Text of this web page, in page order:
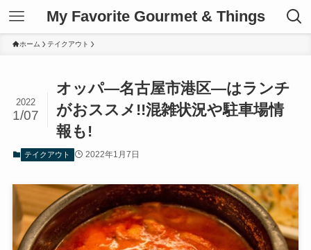
My Favorite Gourmet & Things
ホーム テイクアウト
オッパ―名古屋市港区―はランチ
がおススメ!!混雑状況や駐車場情
報も!
2022
1/07
テイクアウト 2022年1月7日